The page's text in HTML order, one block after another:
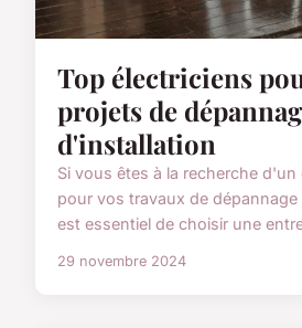
Top électriciens
projets de
d'installation
Si vous êtes à la recherche d'un
pour vos travaux de
est essentiel de choisir une
29 novembre 2024